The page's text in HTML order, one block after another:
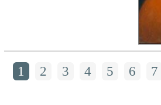
1 2 3 4 5 6 7